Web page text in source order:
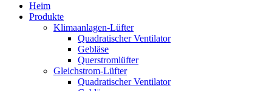
Heim
Produkte
Klimaanlagen-Lüfter
Quadratischer Ventilator
Gebläse
Querstromlüfter
Gleichstrom-Lüfter
Quadratischer Ventilator